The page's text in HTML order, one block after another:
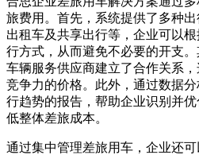
旅费用。首先，系统提供了多种出
出租车及共享出行等，企业可以
行方式，从而避免不必要的开支
车辆服务供应商建立了合作关系
竞争力的价格。此外，通过数据
行趋势的报告，帮助企业识别并
低整体差旅成本。
通过集中管理差旅用车，企业还